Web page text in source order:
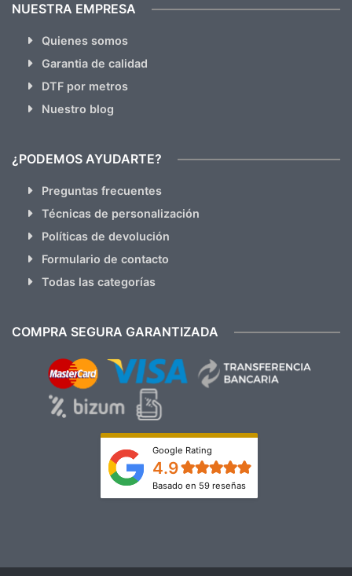
NUESTRA EMPRESA
Quienes somos
Garantia de calidad
DTF por metros
Nuestro blog
¿PODEMOS AYUDARTE?
Preguntas frecuentes
Técnicas de personalización
Políticas de devolución
Formulario de contacto
Todas las categorías
COMPRA SEGURA GARANTIZADA
Google Rating
4.9
Basado en 59 reseñas